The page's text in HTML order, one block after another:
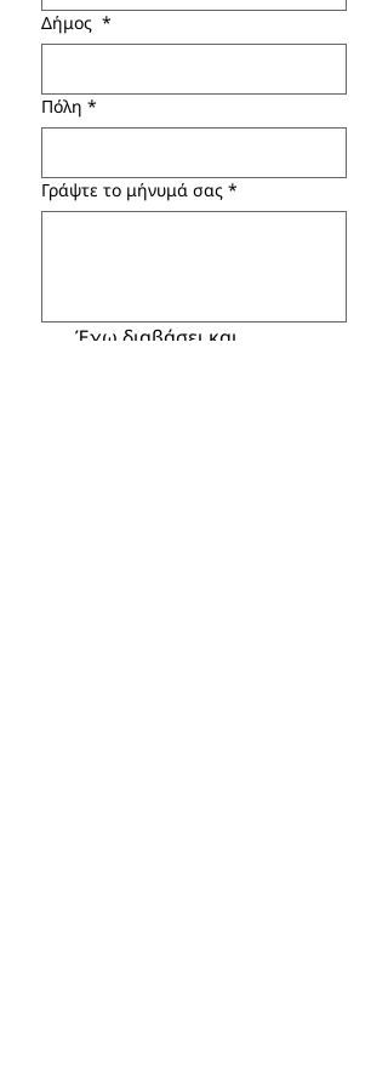
Δήμος *
Πόλη *
Γράψτε το μήνυμά σας *
Έχω διαβάσει και